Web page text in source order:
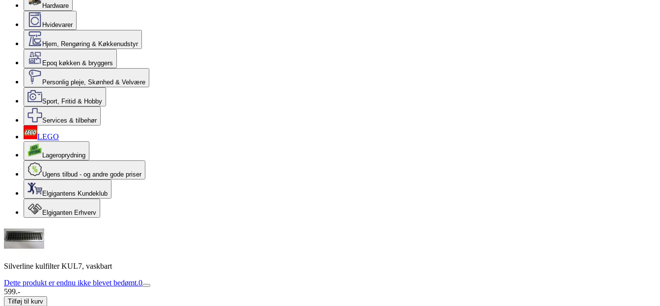
Hardware
Hvidevarer
Hjem, Rengøring & Køkkenudstyr
Epoq køkken & bryggers
Personlig pleje, Skønhed & Velvære
Sport, Fritid & Hobby
Services & tilbehør
LEGO
Lageroprydning
Ugens tilbud - og andre gode priser
Elgigantens Kundeklub
Elgiganten Erhverv
Silverline kulfilter KUL7, vaskbart
Dette produkt er endnu ikke blevet bedømt.0
599.-
Tilføj til kurv